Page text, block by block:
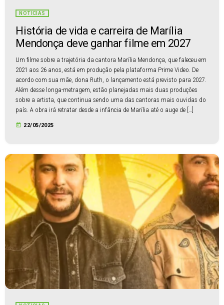
NOTÍCIAS
História de vida e carreira de Marília
Mendonça deve ganhar filme em 2027
Um filme sobre a trajetória da cantora Marília Mendonça, que faleceu em
2021 aos 26 anos, está em produção pela plataforma Prime Video. De
acordo com sua mãe, dona Ruth, o lançamento está previsto para 2027.
Além desse longa-metragem, estão planejadas mais duas produções
sobre a artista, que continua sendo uma das cantoras mais ouvidas do
país. A obra irá retratar desde a infância de Marília até o auge de […]
today 22/05/2025